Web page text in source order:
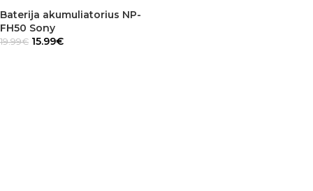
Baterija akumuliatorius NP-
FH50 Sony
19.99€ 15.99€